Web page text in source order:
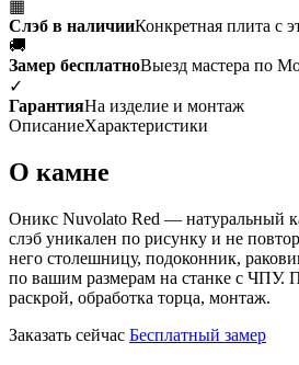
▦
Слэб в наличииКонкретная плита с
🚚
Замер бесплатноВыезд мастера по
✓
ГарантияНа изделие и монтаж
ОписаниеХарактеристики
О камне
Оникс Nuvolato Red — натуральный
слэб уникален по рисунку и не
него столешницу, подоконник,
по вашим размерам на станке с ЧПУ.
раскрой, обработка торца, монтаж.
Заказать сейчас Бесплатный замер